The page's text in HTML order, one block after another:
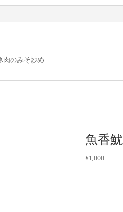
肉のみそ炒め
魚香
¥1,000